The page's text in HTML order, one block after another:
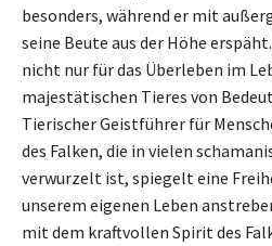
besonders, während er mit
seine Beute aus der Höhe
nicht nur für das Überleben im
majestätischen Tieres von
Tierischer Geistführer für
des Falken, die in vielen
verwurzelt ist, spiegelt eine
unserem eigenen Leben
mit dem kraftvollen Spirit des